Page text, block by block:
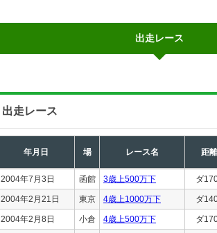
出走レース
出走レース
年月日 場 レース名 距離
2004年7月3日 函館 3歳上500万下 ダ
2004年2月21日 東京 4歳上1000万下 ダ
2004年2月8日 小倉 4歳上500万下 ダ